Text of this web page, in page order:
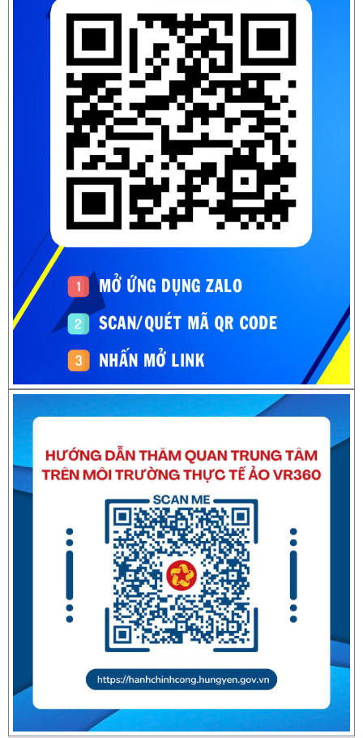
Thông báo về việc nghỉ Tết Nguyên đán Bính Ngọ năm 2026
Thông báo về việc nghỉ Tết Nguyên đán Giáp Thìn năm
2024